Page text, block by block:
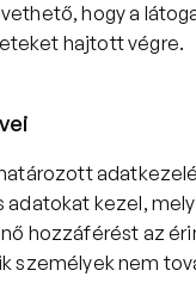
hogy a
hajtott végre.
kezel,
hozzáférést az
személyek nem